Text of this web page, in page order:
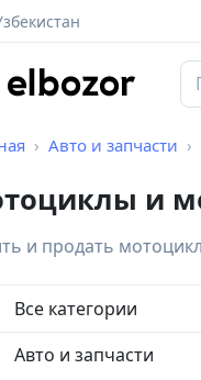
Авто и запчасти
и
и продать
Все категории
Авто и запчасти